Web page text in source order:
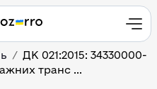
ДК 021:2015: 34330000-
транс ...